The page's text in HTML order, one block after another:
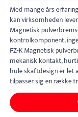
Med mange års
kan virksomheden
Magnetisk
kontrolkomponent,
FZ-K Magnetisk
mekanisk kontakt,
hule skaftdesign er let
tilpasser sig en række